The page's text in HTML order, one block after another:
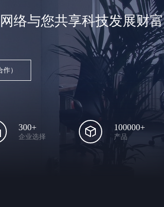
络与您共享科技发展财富
）
300+
企业选择
100000+
产品